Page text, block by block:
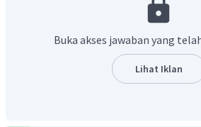
Buka akses jawaban yang
Lihat Iklan